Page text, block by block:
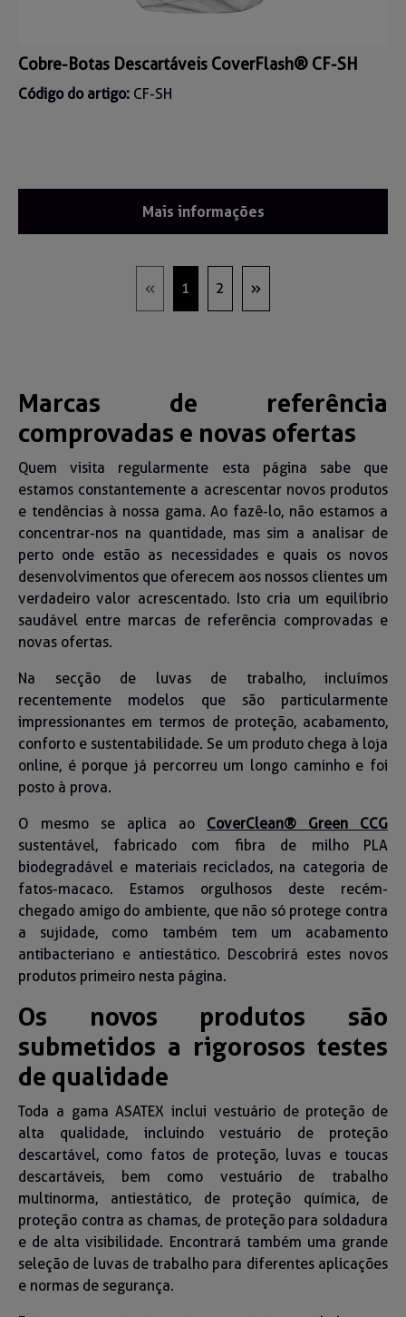
Cobre-Botas Descartáveis CoverFlash® CF-SH
Código do artigo: CF-SH
Mais informações
1 2
Marcas de referência
comprovadas e novas ofertas
Quem visita regularmente esta página sabe que
estamos constantemente a acrescentar novos produtos
e tendências à nossa gama. Ao fazê-lo, não estamos a
concentrar-nos na quantidade, mas sim a analisar de
perto onde estão as necessidades e quais os novos
desenvolvimentos que oferecem aos nossos clientes um
verdadeiro valor acrescentado. Isto cria um equilíbrio
saudável entre marcas de referência comprovadas e
novas ofertas.
Na secção de luvas de trabalho, incluímos
recentemente modelos que são particularmente
impressionantes em termos de proteção, acabamento,
conforto e sustentabilidade. Se um produto chega à loja
online, é porque já percorreu um longo caminho e foi
posto à prova.
O mesmo se aplica ao CoverClean® Green CCG
sustentável, fabricado com fibra de milho PLA
biodegradável e materiais reciclados, na categoria de
fatos-macaco. Estamos orgulhosos deste recém-
chegado amigo do ambiente, que não só protege contra
a sujidade, como também tem um acabamento
antibacteriano e antiestático. Descobrirá estes novos
produtos primeiro nesta página.
Os novos produtos são
submetidos a rigorosos testes
de qualidade
Toda a gama ASATEX inclui vestuário de proteção de
alta qualidade, incluindo vestuário de proteção
descartável, como fatos de proteção, luvas e toucas
descartáveis, bem como vestuário de trabalho
multinorma, antiestático, de proteção química, de
proteção contra as chamas, de proteção para soldadura
e de alta visibilidade. Encontrará também uma grande
seleção de luvas de trabalho para diferentes aplicações
e normas de segurança.